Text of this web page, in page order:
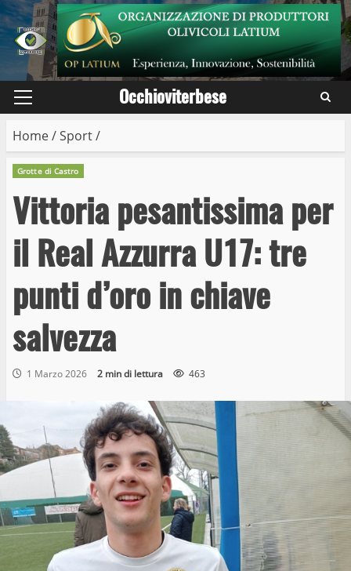
Skip
to
content
Primary
Occhioviterbese
Home/Sport/
Grotte di Castro
Vittoria pesantissima per
il Real Azzurra U17: tre
punti d’oro in chiave
salvezza
1 Marzo 2026 2 min di lettura 463